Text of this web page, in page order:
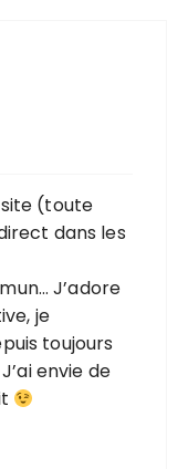
(toute
dans les
J’adore
je
toujours
envie de